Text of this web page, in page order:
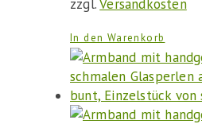
zzgl.Versandkosten
In den Warenkorb